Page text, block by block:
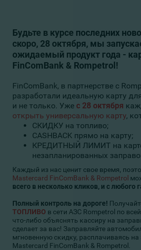
Будьте в курсе последних
скоро, 28 октября, мы
ожидаемый продукт года -
FinComBank & Rompetrol!
FinComBank, в партнерстве с
разработали идеальную карту
и не только. Уже с 28 октября
открыть универсальную карту,
СКИДКУ на топливо;
CASHBACK прямо на карту;
КРЕДИТНЫЙ ЛИМИТ на
незапланированных
Каждый из нас ценит свое время,
Mastercard FinComBank & Rompetrol
всего в несколько кликов, и с любого
Полный контроль на дороге!
ТОПЛИВО в сети АЗС Rompetrol по
что-либо объяснять кассиру на
сделает за вас! Заправляйте
мгновенную скидку, расплачиваясь на
Mastercard FinComBank & Rompetrol.